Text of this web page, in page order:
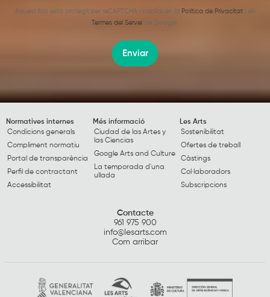
Aquest lloc està protegit per reCAPTCHA i s’apliquen la Política de Privacitati els
Termes del Servei de Google.
Enviar
Normatives internes
Condicions generals
Compliment normatiu
Portal de transparència
Perfil de contractant
Accessibilitat
Més informació
Ciudad de las Artes y
las Ciencias
Google Arts and Culture
La temporada d'una
ullada
Les Arts
Sostenibilitat
Ofertes de treball
Càstings
Col·laboradors
Subscripcions
Contacte
961 975 900
info@lesarts.com
Com arribar